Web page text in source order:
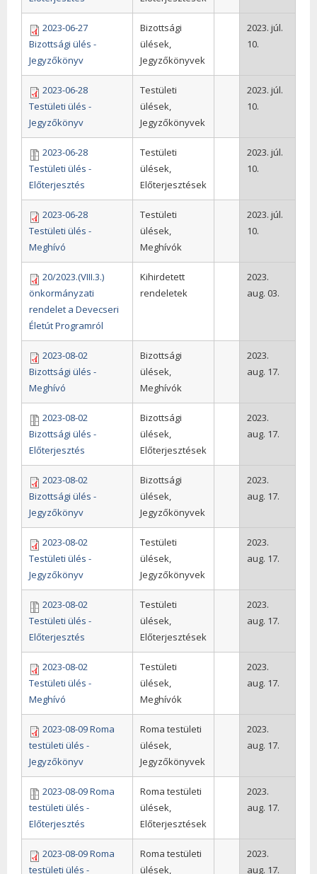
2023-06-27
Bizottsági ülés -
Jegyzőkönyv
Bizottsági
ülések,
Jegyzőkönyvek
2023. júl.
10.
2023-06-28
Testületi ülés -
Jegyzőkönyv
Testületi
ülések,
Jegyzőkönyvek
2023. júl.
10.
2023-06-28
Testületi ülés -
Előterjesztés
Testületi
ülések,
Előterjesztések
2023. júl.
10.
2023-06-28
Testületi ülés -
Meghívó
Testületi
ülések,
Meghívók
2023. júl.
10.
20/2023.(VIII.3.)
önkormányzati
rendelet a Devecseri
Életút Programról
Kihirdetett
rendeletek
2023.
aug. 03.
2023-08-02
Bizottsági ülés -
Meghívó
Bizottsági
ülések,
Meghívók
2023.
aug. 17.
2023-08-02
Bizottsági ülés -
Előterjesztés
Bizottsági
ülések,
Előterjesztések
2023.
aug. 17.
2023-08-02
Bizottsági ülés -
Jegyzőkönyv
Bizottsági
ülések,
Jegyzőkönyvek
2023.
aug. 17.
2023-08-02
Testületi ülés -
Jegyzőkönyv
Testületi
ülések,
Jegyzőkönyvek
2023.
aug. 17.
2023-08-02
Testületi ülés -
Előterjesztés
Testületi
ülések,
Előterjesztések
2023.
aug. 17.
2023-08-02
Testületi ülés -
Meghívó
Testületi
ülések,
Meghívók
2023.
aug. 17.
2023-08-09 Roma
testületi ülés -
Jegyzőkönyv
Roma testületi
ülések,
Jegyzőkönyvek
2023.
aug. 17.
2023-08-09 Roma
testületi ülés -
Előterjesztés
Roma testületi
ülések,
Előterjesztések
2023.
aug. 17.
2023-08-09 Roma
testületi ülés -
Roma testületi
ülések,
2023.
aug. 17.